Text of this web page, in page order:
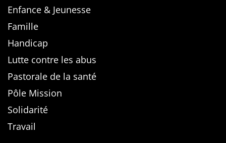
Enfance & Jeunesse
Famille
Handicap
Lutte contre les abus
Pastorale de la santé
Pôle Mission
Solidarité
Travail